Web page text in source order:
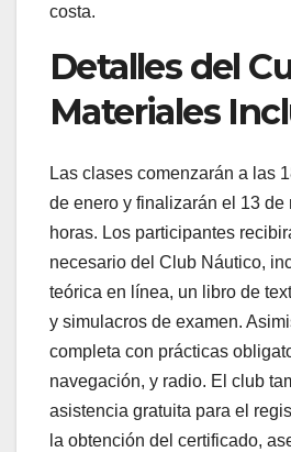
costa.
Detalles del
Materiales
Las clases comenzarán a las
de enero y finalizarán el 13 de
horas. Los participantes
necesario del Club Náutico,
teórica en línea, un libro de
y simulacros de examen.
completa con prácticas
navegación, y radio. El club
asistencia gratuita para el
la obtención del certificado,